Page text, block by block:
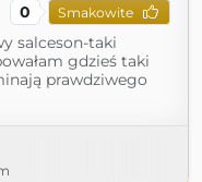
0 Smakowite
salceson-taki
gdzieś taki
prawdziwego